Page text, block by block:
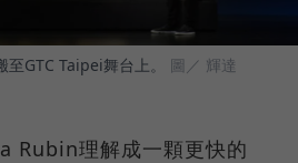
GTC Taipei舞台上。 圖／ 輝達
Rubin理解成一顆更快的